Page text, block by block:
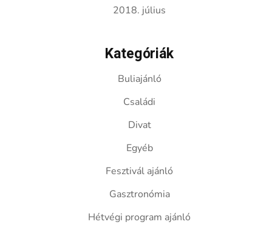
2018. július
Kategóriák
Buliajánló
Családi
Divat
Egyéb
Fesztivál ajánló
Gasztronómia
Hétvégi program ajánló